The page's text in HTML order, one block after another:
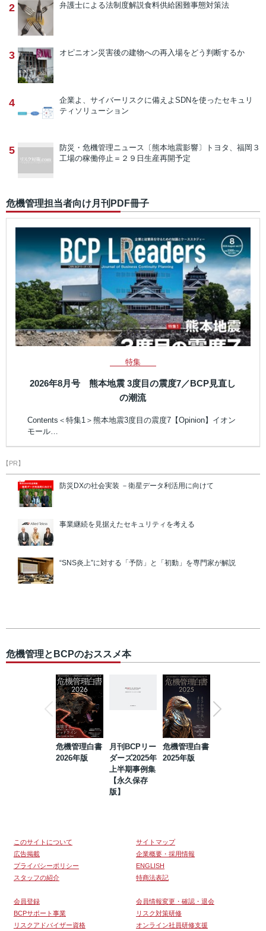
2 弁護士による法制度解説食料供給困難事態対策法
3 オピニオン災害後の建物への再入場をどう判断するか
4 企業よ、サイバーリスクに備えよ SDNを使ったセキュリ
ティソリューション
5 防災・危機管理ニュース 〔熊本地震影響〕トヨタ、福岡３
工場の稼働停止＝２９日生産再開予定
危機管理担当者向け月刊PDF冊子
特集
2026年8月号 熊本地震 3度目の震度7／BCP見直し
の潮流
Contents＜特集1＞熊本地震3度目の震度7【Opinion】イオン
モール…
【PR】
防災DXの社会実装 －衛星データ利活用に向けて
事業継続を見据えたセキュリティを考える
“SNS炎上”に対する「予防」と「初動」を専門家が解説
危機管理とBCPのおススメ本
危機管理白書
2026年版
月刊BCPリー
ダーズ2025年
上半期事例集
【永久保存
版】
危機管理白書
2025年版
このサイトについて
サイトマップ
広告掲載
企業概要・採用情報
プライバシーポリシー
ENGLISH
スタッフの紹介
特商法表記
会員登録
会員情報変更・確認・退会
BCPサポート事業
リスク対策研修
リスクアドバイザー資格
オンライン社員研修支援